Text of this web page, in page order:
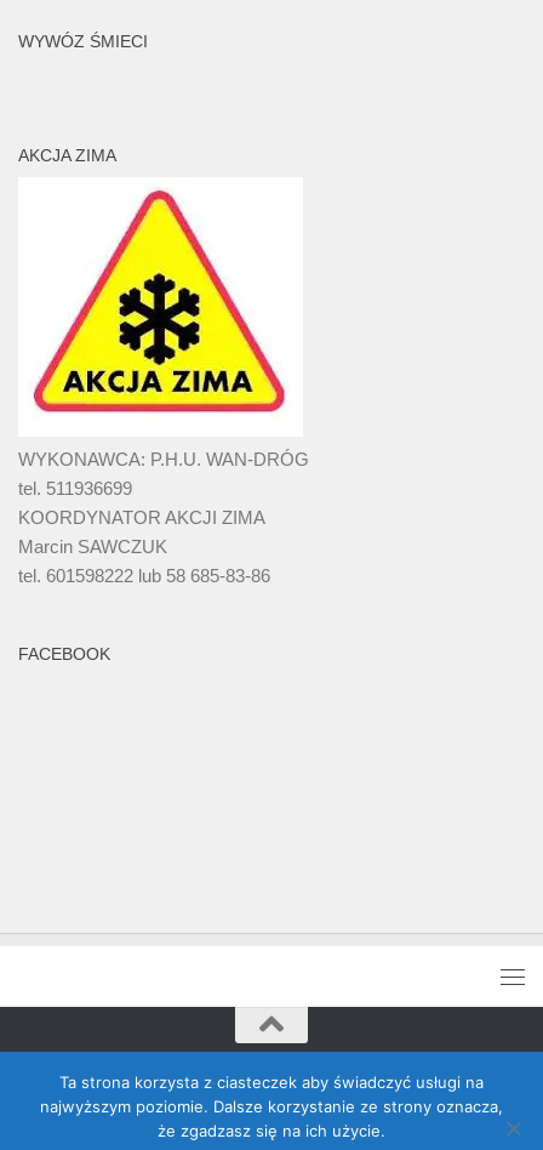
WYWÓZ ŚMIECI
AKCJA ZIMA
WYKONAWCA: P.H.U. WAN-DRÓG
tel. 511936699
KOORDYNATOR AKCJI ZIMA
Marcin SAWCZUK
tel. 601598222 lub 58 685-83-86
FACEBOOK
Rada Banino © 2026. Wszelkie prawa zastrzeżone
Ta strona korzysta z ciasteczek aby świadczyć usługi na
najwyższym poziomie. Dalsze korzystanie ze strony oznacza,
że zgadzasz się na ich użycie.